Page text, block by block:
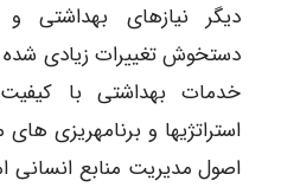
دیگر نیازهای بهداشتی
دستخوش تغییرات زیادی
خدمات بهداشتی با
استراتژی­ها و برنامه­ریزی
اصول مدیریت منابع انسانی